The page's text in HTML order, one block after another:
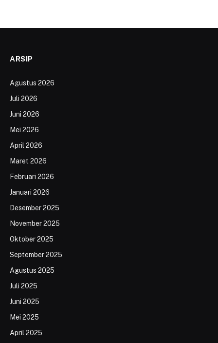
ARSIP
Agustus 2026
Juli 2026
Juni 2026
Mei 2026
April 2026
Maret 2026
Februari 2026
Januari 2026
Desember 2025
November 2025
Oktober 2025
September 2025
Agustus 2025
Juli 2025
Juni 2025
Mei 2025
April 2025